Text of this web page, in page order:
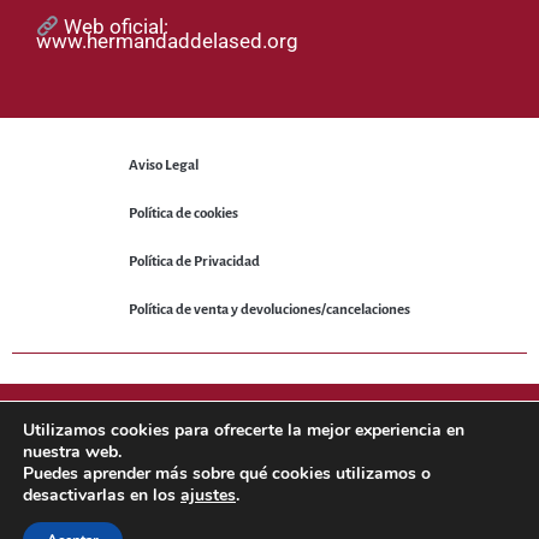
Web oficial:
www.hermandaddelased.org
Aviso Legal
Política de cookies
Política de Privacidad
Política de venta y devoluciones/cancelaciones
Sitio web desarrollado porNetNerman– Gestión Integral de
Utilizamos cookies para ofrecerte la mejor experiencia en
nuestra web.
Puedes aprender más sobre qué cookies utilizamos o
desactivarlas en los ajustes.